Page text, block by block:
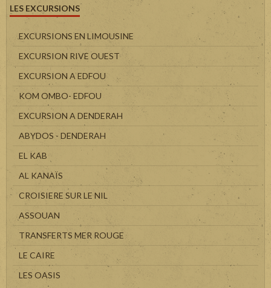
LES EXCURSIONS
EXCURSIONS EN LIMOUSINE
EXCURSION RIVE OUEST
EXCURSION A EDFOU
KOM OMBO- EDFOU
EXCURSION A DENDERAH
ABYDOS - DENDERAH
EL KAB
AL KANAÏS
CROISIERE SUR LE NIL
ASSOUAN
TRANSFERTS MER ROUGE
LE CAIRE
LES OASIS